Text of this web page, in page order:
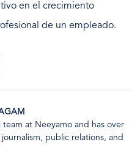
en el crecimiento
de un empleado.
at Neeyamo and has over
public relations, and